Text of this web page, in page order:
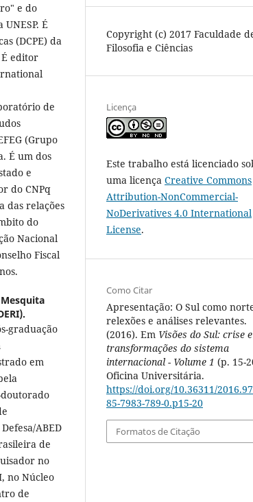
e do
É
(DCPE) da
É editor
de
(Grupo
É um dos
e
do CNPq
das relações
do
Nacional
Fiscal
graduação
em
doutorado
ABED
de
no
no Núcleo
de
Copyright (c) 2017 Faculdade
Filosofia e Ciências
Licença
Este trabalho está licenciado
uma licença Creative Commons
Attribution-NonCommercial-
NoDerivatives 4.0 International
License.
Como Citar
Apresentação: O Sul como
relexões e análises relevantes.
(2016). Em Visões do Sul: crise e
transformações do sistema
internacional - Volume 1 (p. 15-
Oficina Universitária.
https://doi.org/10.36311/
85-7983-789-0.p15-20
Formatos de Citação